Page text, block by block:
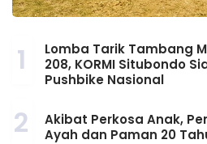
1
Lomba Tarik Tambang
208, KORMI Situbondo
Pushbike Nasional
2
Akibat Perkosa Anak,
Ayah dan Paman 20